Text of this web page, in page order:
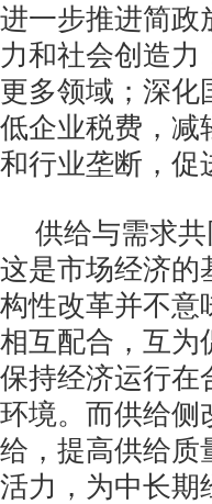
进一步推进简政
力和社会创造力
更多领域；深化
低企业税费，减
和行业垄断，促
供给与需求
这是市场经济的
构性改革并不意
相互配合，互为
保持经济运行在
环境。而供给侧
给，提高供给质
活力，为中长期